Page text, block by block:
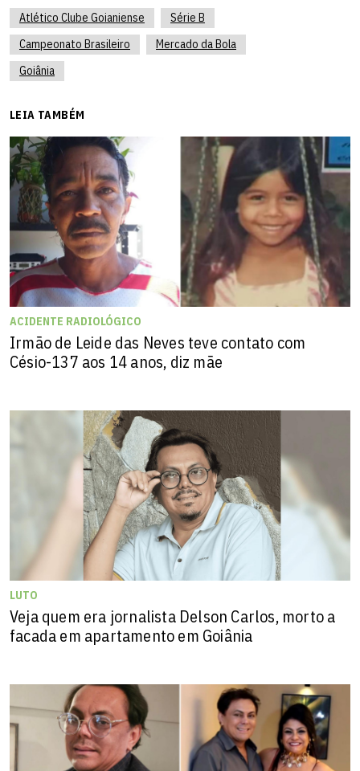
Atlético Clube Goianiense
Série B
Campeonato Brasileiro
Mercado da Bola
Goiânia
LEIA TAMBÉM
ACIDENTE RADIOLÓGICO
Irmão de Leide das Neves teve contato com
Césio-137 aos 14 anos, diz mãe
LUTO
Veja quem era jornalista Delson Carlos, morto a
facada em apartamento em Goiânia